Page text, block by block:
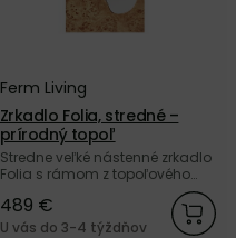
Ferm Living
Zrkadlo Folia, stredné –
prírodný topoľ
Stredne veľké nástenné zrkadlo
Folia s rámom z topoľového
dánskej značky Ferm Living.
489 €
U vás do 3-4 týždňov